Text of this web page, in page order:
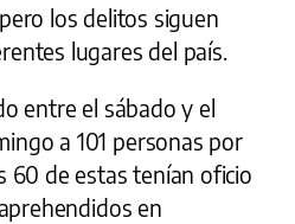
los delitos siguen
lugares del país.
entre el sábado y el
a 101 personas por
60 de estas tenían oficio
en